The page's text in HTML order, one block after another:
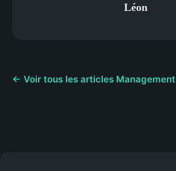
Léon
← Voir tous les articles Management